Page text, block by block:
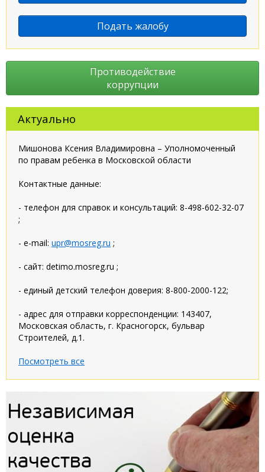
Подать жалобу
Противодействие
коррупции
Актуально
Мишонова Ксения Владимировна – Уполномоченный
по правам ребенка в Московской области
Контактные данные:
- телефон для справок и консультаций: 8-498-602-32-07
;
- e-mail: upr@mosreg.ru ;
- сайт: detimo.mosreg.ru ;
- единый детский телефон доверия: 8-800-2000-122;
- адрес для отправки корреспонденции: 143407,
Московская область, г. Красногорск, бульвар
Строителей, д.1.
Посмотреть все